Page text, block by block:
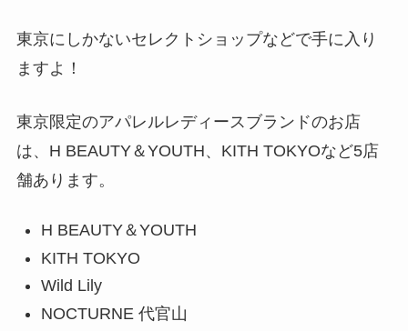
東京にしかないセレクトショップなどで手に入り
ますよ！
東京限定のアパレルレディースブランドのお店
は、H BEAUTY＆YOUTH、KITH TOKYOなど5店
舗あります。
H BEAUTY＆YOUTH
KITH TOKYO
Wild Lily
NOCTURNE 代官山